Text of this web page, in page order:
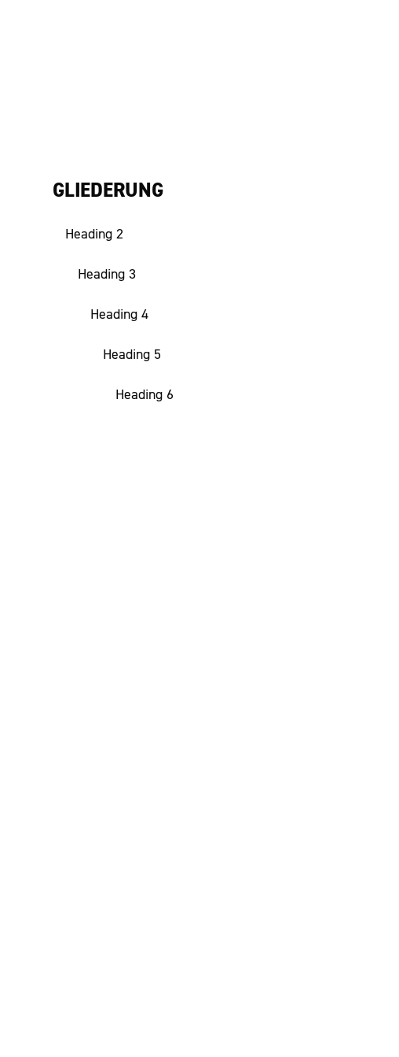
GLIEDERUNG
Heading 2
Heading 3
Heading 4
Heading 5
Heading 6